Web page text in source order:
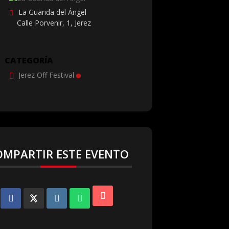
La Guarida del Ángel
Calle Porvenir, 1, Jerez
CATEGORÍA
Jerez Off Festival
ESTE EVENTO